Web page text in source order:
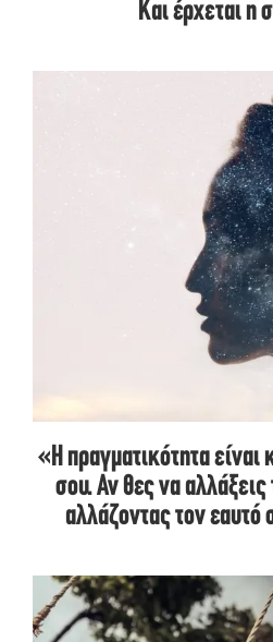
Και έρχεται
«Η πραγματικότητα είναι
σου. Αν θες να
αλλάζοντας τον εαυτό